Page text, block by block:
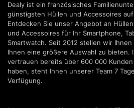
Dealy ist ein französisches
günstigsten Hüllen und Accessoires
Entdecken Sie unser Angebot an
und Accessoires für Ihr Smartphone,
Smartwatch. Seit 2012 stellen wir
Ihnen eine größere Auswahl zu bieten.
vertrauen bereits über 600 000 Kunden
haben, steht Ihnen unserer Team 7
Verfügung.